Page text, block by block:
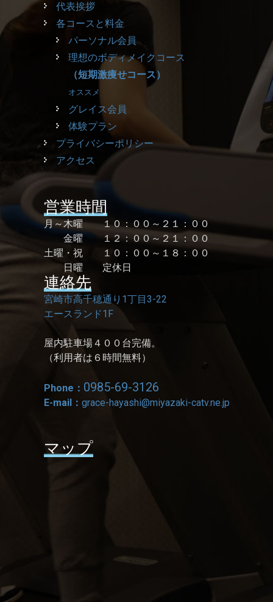
代表挨拶
各コースと料金
パーソナル会員
理想のボディメイクコース
（短期激痩せコース）
オススメ
グレイス会員
体験プラン
プライバシーポリシー
アクセス
営業時間
月～木曜 １０：００～２１：００
金曜 １２：００～２１：００
土曜・祝 １０：００～１８：００
日曜 定休日
連絡先
宮崎市高千穂通り1丁目3-22
エースランド1F
屋内駐車場４００台完備。
（利用者は６時間無料）
Phone： 0985-69-3126
E-mail： grace-hayashi@miyazaki-catv.ne.jp
マップ